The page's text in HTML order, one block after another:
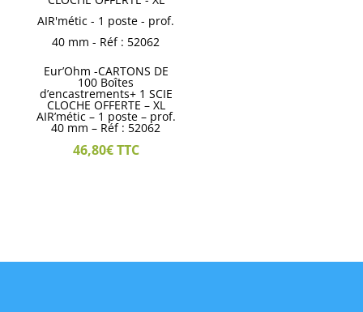
Eur’Ohm -CARTONS DE
100 Boîtes
d’encastrements+ 1 SCIE
CLOCHE OFFERTE – XL
AIR’métic – 1 poste – prof.
40 mm – Réf : 52062
46,80€TTC